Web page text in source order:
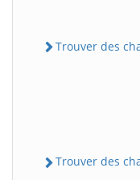
Trouver des
Trouver des